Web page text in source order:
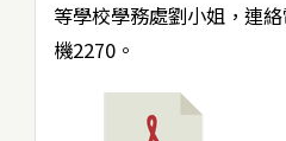
等學校學務處劉小姐，連
機2270。